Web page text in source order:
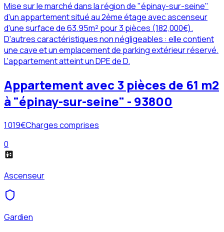
Mise sur le marché dans la région de "épinay-sur-seine"
d'un appartement situé au 2ème étage avec ascenseur
d'une surface de 63.95m² pour 3 pièces (182,000€).
D'autres caractéristiques non négligeables : elle contient
une cave et un emplacement de parking extérieur réservé.
L'appartement atteint un DPE de D.
Appartement avec 3 pièces de 61 m2
à "épinay-sur-seine" - 93800
1 019€Charges comprises
0
Ascenseur
Gardien